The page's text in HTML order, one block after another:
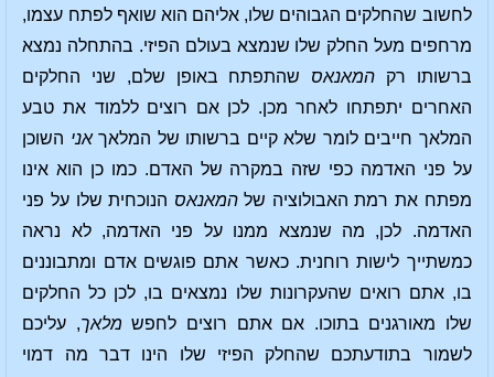
לחשוב שהחלקים הגבוהים שלו, אליהם הוא שואף לפתח עצמו,
מרחפים מעל החלק שלו שנמצא בעולם הפיזי. בהתחלה נמצא
ברשותו רק המאנאס שהתפתח באופן שלם, שני החלקים
האחרים יתפתחו לאחר מכן. לכן אם רוצים ללמוד את טבע
המלאך חייבים לומר שלא קיים ברשותו של המלאךאני השוכן
על פני האדמה כפי שזה במקרה של האדם. כמו כן הוא אינו
מפתח את רמת האבולוציה שלהמאנאס הנוכחית שלו על פני
האדמה. לכן, מה שנמצא ממנו על פני האדמה, לא נראה
כמשתייך לישות רוחנית. כאשר אתם פוגשים אדם ומתבוננים
בו, אתם רואים שהעקרונות שלו נמצאים בו, לכן כל החלקים
שלו מאורגנים בתוכו. אם אתם רוצים לחפש מלאך, עליכם
לשמור בתודעתכם שהחלק הפיזי שלו הינו דבר מה דמוי